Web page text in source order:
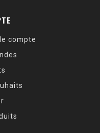
compte